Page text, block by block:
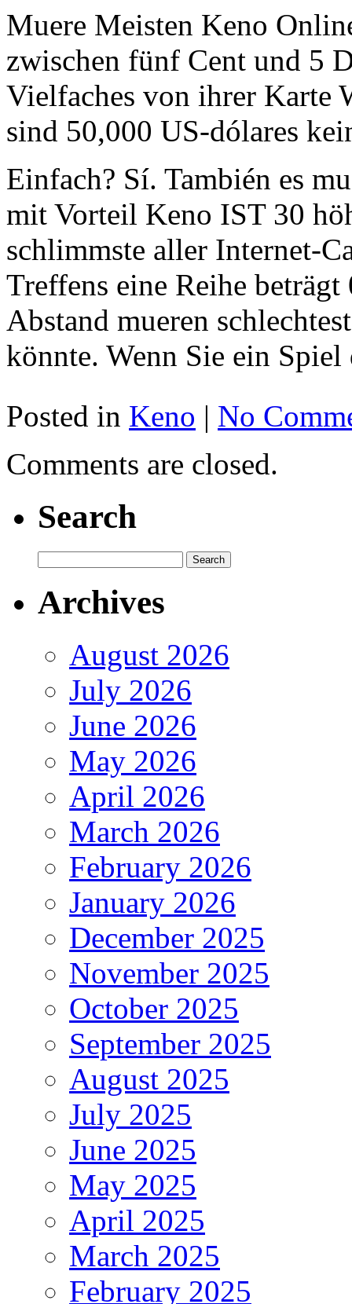
Muere Meisten Keno
zwischen fünf Cent und 5
Vielfaches von ihrer Karte
sind 50,000 US-dólares
Einfach? Sí. También es
mit Vorteil Keno IST 30
schlimmste aller Internet-
Treffens eine Reihe
Abstand mueren
könnte. Wenn Sie ein
Posted in Keno | No
Comments are closed.
Search
Archives
August 2026
July 2026
June 2026
May 2026
April 2026
March 2026
February 2026
January 2026
December 2025
November 2025
October 2025
September 2025
August 2025
July 2025
June 2025
May 2025
April 2025
March 2025
February 2025